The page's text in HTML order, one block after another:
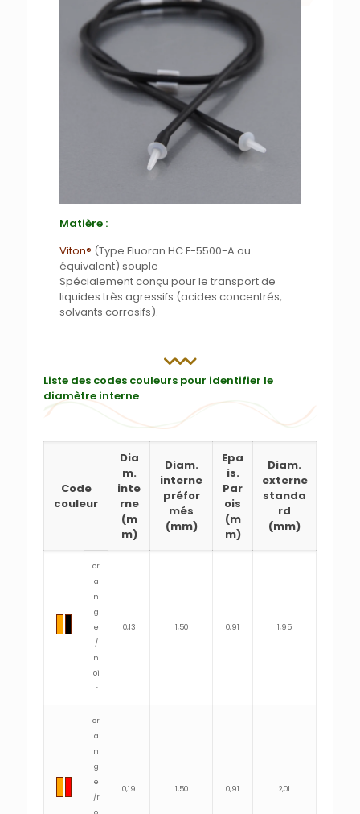
Matière :
Viton® (Type Fluoran HC F-5500-A ou
équivalent) souple
Spécialement conçu pour le transport de
liquides très agressifs (acides concentrés,
solvants corrosifs).
Liste des codes couleurs pour identifier le
diamètre interne
Code
couleur
Dia
m.
inte
rne
(m
m)
Diam.
interne
préfor
més
(mm)
Epa
is.
Par
ois
(m
m)
Diam.
externe
standa
rd
(mm)
or
a
n
g
e
/
n
oi
r
0,13 1,50 0,91 1,95
or
a
n
g
e
/r
0,19 1,50 0,91 2,01